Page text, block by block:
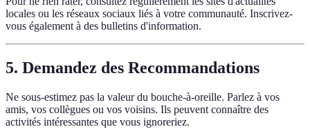
locales ou les réseaux sociaux liés à votre communauté. Inscrivez-
vous également à des bulletins d'information.
5. Demandez des Recommandations
Ne sous-estimez pas la valeur du bouche-à-oreille. Parlez à vos
amis, vos collègues ou vos voisins. Ils peuvent connaître des
activités intéressantes que vous ignoreriez.